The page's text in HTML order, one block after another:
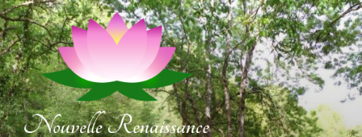
Aller
au
contenu
principal